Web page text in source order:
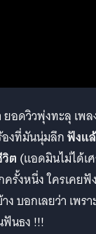
อดวิวพุ่งทะลุ เพล
งที่มันนุ่มลึกฟังแ
ต (แอดมินไม่ได้เ
ครั้งหนึ่ง ใครเคยฟั
ง บอกเลยว่า เพรา
นธง !!!